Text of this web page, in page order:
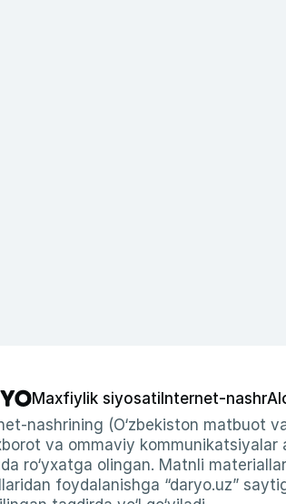
Maxfiylik siyosati Internet-nashr
nashrining (O‘zbekiston matbuot
va ommaviy
ro‘yxatga olingan. Matnli
foydalanishga “daryo.uz”